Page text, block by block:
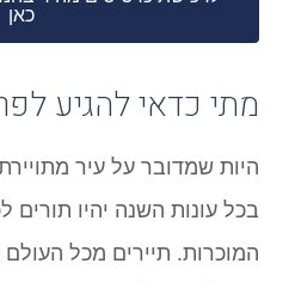
כאן
מתי כדאי להגיע
היות שמדובר על עיר
בכל עונות השנה יהיו תורים
המוכרות. תיירים מכל